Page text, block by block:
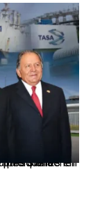
salud e industria pesquera.